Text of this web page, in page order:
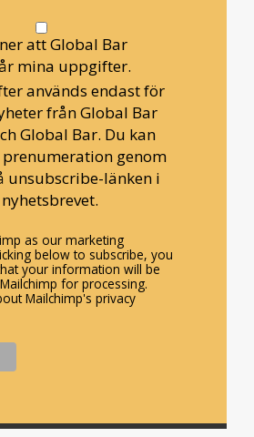
att Global Bar
mina uppgifter.
används endast för
från Global Bar
Global Bar. Du kan
genom
unsubscribe-länken i
as our marketing
below to subscribe, you
your information will be
for processing.
Mailchimp's privacy